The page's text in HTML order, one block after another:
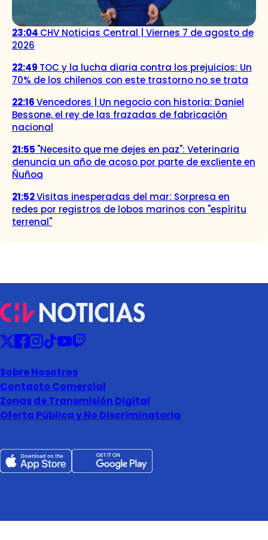
23:04 CHV Noticias Central | Viernes 7 de agosto de
2026
22:49 TOC y la lucha diaria contra los prejuicios: Un
70% de los chilenos con este trastorno no se trata
22:16Vencedores | Un negocio con historia: Daniel
Bessone, el rey de las frazadas de fabricación
nacional
21:55 "Necesito que me dejes en paz": Veterinaria
denuncia un año de acoso por parte de excliente en
Ñuñoa
21:52Visitas inesperadas del mar: Sorpresa en
redes por registros de lobos marinos con "espíritu
terrenal"
Sobre Nosotros
Contacto Comercial
Zonas de Transmisión Digital
Oferta Pública y No Discriminatoria